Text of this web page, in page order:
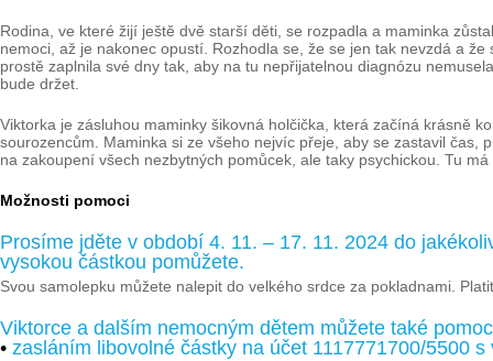
Rodina, ve které žijí ještě dvě starší děti, se rozpadla a maminka
nemoci, až je nakonec opustí. Rozhodla se, že se jen tak nevzdá a
prostě zaplnila své dny tak, aby na tu nepřijatelnou diagnózu
bude držet.
Viktorka je zásluhou maminky šikovná holčička, která začíná krásně
sourozencům. Maminka si ze všeho nejvíc přeje, aby se zastavil
na zakoupení všech nezbytných pomůcek, ale taky psychickou. Tu
Možnosti pomoci
Prosíme jděte v období 4. 11. – 17. 11. 2024 do
vysokou částkou pomůžete.
Svou samolepku můžete nalepit do velkého srdce za pokladnami.
Viktorce a dalším nemocným dětem můžete také
• zasláním libovolné částky na účet 1117771700/5500